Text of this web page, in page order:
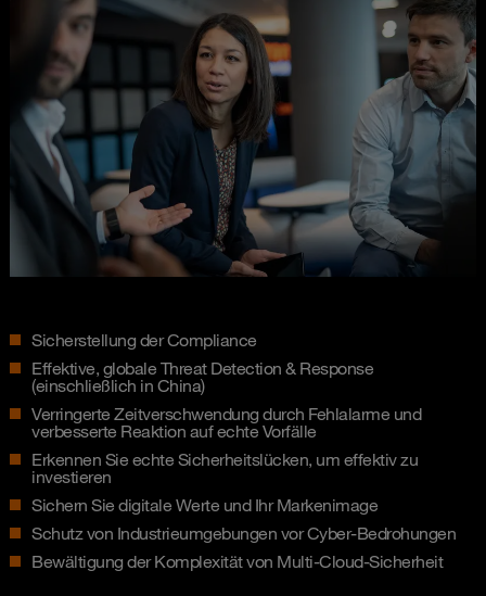
Sicherstellung der Compliance
Effektive, globale Threat Detection & Response
(einschließlich in China)
Verringerte Zeitverschwendung durch Fehlalarme und
verbesserte Reaktion auf echte Vorfälle
Erkennen Sie echte Sicherheitslücken, um effektiv zu
investieren
Sichern Sie digitale Werte und Ihr Markenimage
Schutz von Industrieumgebungen vor Cyber-Bedrohungen
Bewältigung der Komplexität von Multi-Cloud-Sicherheit